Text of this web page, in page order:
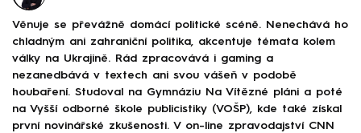
Věnuje se převážně domácí politické scéně. Nenechává ho
chladným ani zahraniční politika, akcentuje témata kolem
války na Ukrajině. Rád zpracovává i gaming a
nezanedbává v textech ani svou vášeň v podobě
houbaření. Studoval na Gymnáziu Na Vítězné pláni a poté
na Vyšší odborné škole publicistiky (VOŠP), kde také získal
první novinářské zkušenosti. V on-line zpravodajství CNN